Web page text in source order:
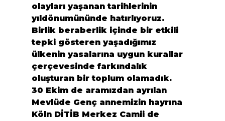
olayları yaşanan tarihlerinin
yıldönumününde hatırlıyoruz.
Birlik beraberlik içinde bir etkili
tepki gösteren yaşadığımız
ülkenin yasalarına uygun kurallar
çerçevesinde farkındalık
oluşturan bir toplum olamadık.
30 Ekim de aramızdan ayrılan
Mevlüde Genç annemizin hayrına
Köln DİTİB Merkez Camii de